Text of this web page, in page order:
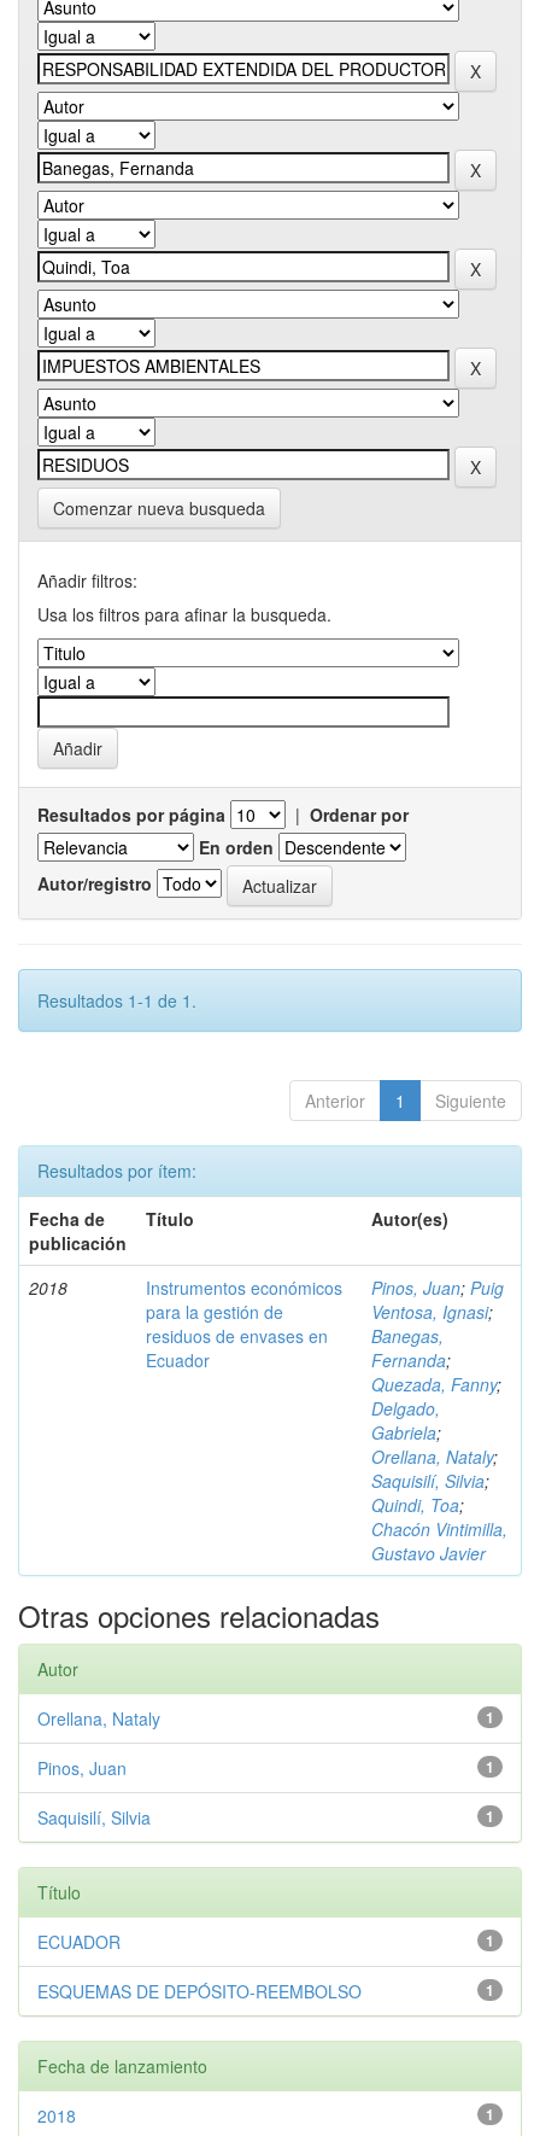
Comenzar nueva busqueda
Añadir filtros:
Usa los filtros para afinar la busqueda.
Resultados por página | Ordenar por
En orden
Autor/registro
Resultados 1-1 de 1.
Anterior 1 Siguiente
Resultados por ítem:
Fecha de
publicación
Título Autor(es)
2018
Instrumentos económicos
para la gestión de
residuos de envases en
Ecuador
Pinos, Juan; Puig
Ventosa, Ignasi;
Banegas,
Fernanda;
Quezada, Fanny;
Delgado,
Gabriela;
Orellana, Nataly;
Saquisilí, Silvia;
Quindi, Toa;
Chacón Vintimilla,
Gustavo Javier
Otras opciones relacionadas
Autor
1
Orellana, Nataly
1
Pinos, Juan
1
Saquisilí, Silvia
Título
1
ECUADOR
1
ESQUEMAS DE DEPÓSITO-REEMBOLSO
Fecha de lanzamiento
1
2018